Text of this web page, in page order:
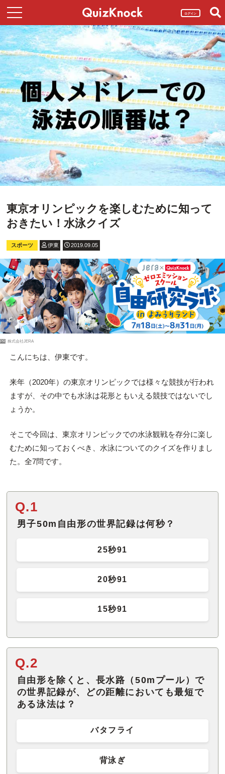
ログイン
東京オリンピックを楽しむために知って
おきたい！水泳クイズ
スポーツ 伊東 2019.09.05
PR 株式会社JERA
こんにちは、伊東です。
来年（2020年）の東京オリンピックでは様々な競技が行われ
ますが、その中でも水泳は花形ともいえる競技ではないでし
ょうか。
そこで今回は、東京オリンピックでの水泳観戦を存分に楽し
むために知っておくべき、水泳についてのクイズを作りまし
た。全7問です。
Q.1
男子50m自由形の世界記録は何秒？
25秒91
20秒91
15秒91
Q.2
自由形を除くと、長水路（50mプール）で
の世界記録が、どの距離においても最短で
ある泳法は？
バタフライ
背泳ぎ